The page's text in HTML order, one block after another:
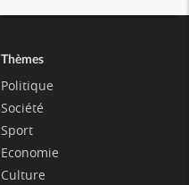
Thèmes
Politique
Société
Sport
Economie
Culture